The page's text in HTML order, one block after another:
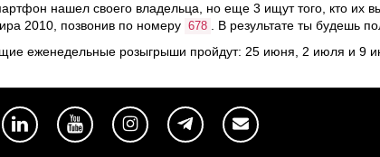
нашел своего владельца, но еще 3 ищут того, кто их
2010, позвонив по номеру 678
. В результате ты будешь
еженедельные розыгрыши пройдут: 25 июня, 2 июля и 9